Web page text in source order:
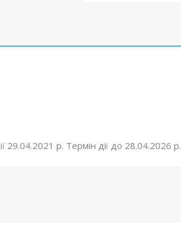
29.04.2021 р. Термін дії до 28.04.2026 р.